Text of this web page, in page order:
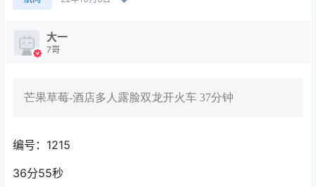
大一
7哥
芒果草莓-酒店多人露脸双龙开火车 37分钟
编号：1215
36分55秒